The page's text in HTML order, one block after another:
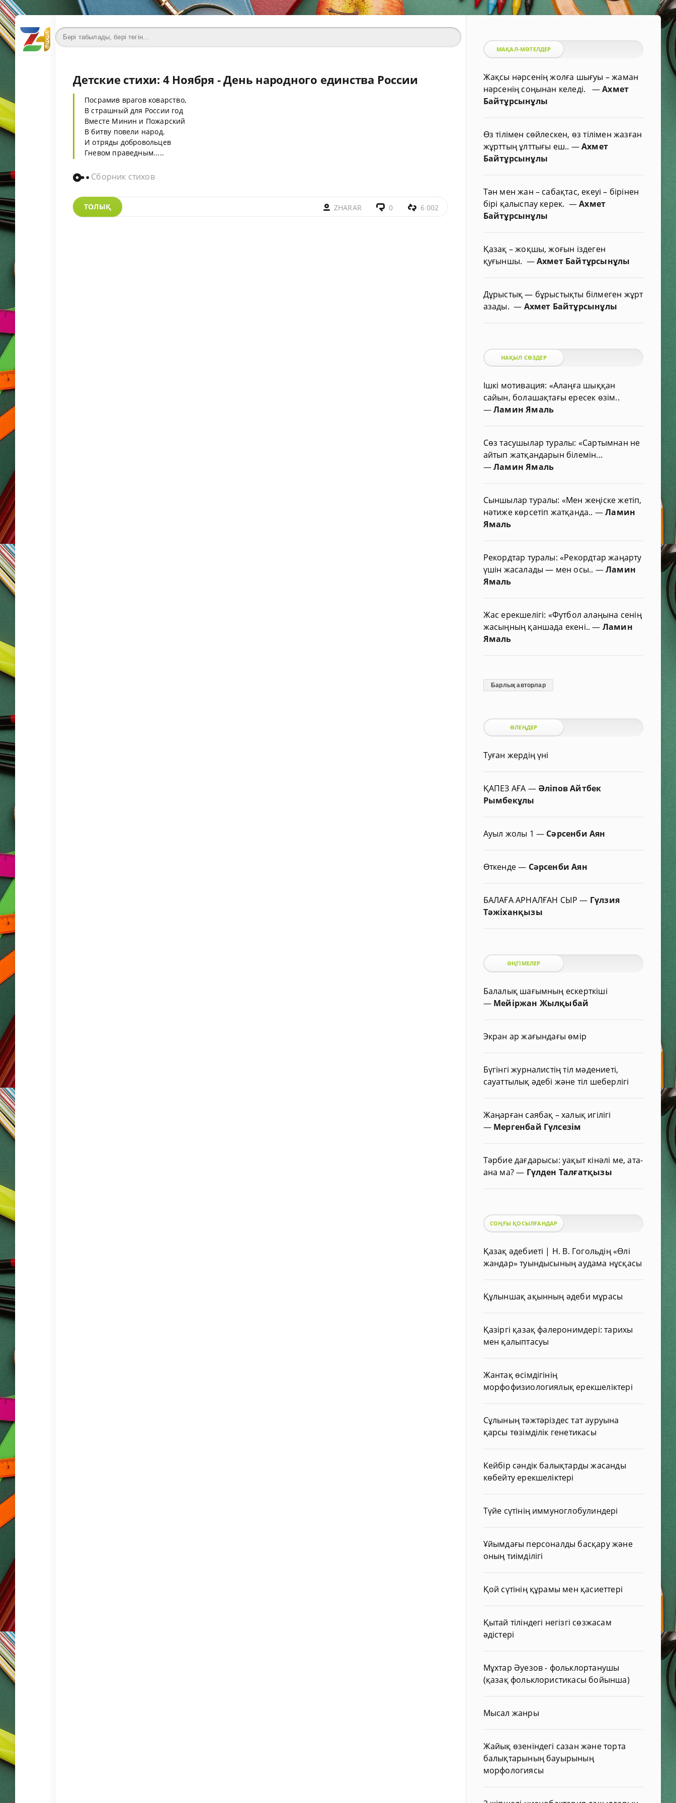
Детские стихи: 4 Ноября - День народного единства России
Посрамив врагов коварство,
В страшный для России год
Вместе Минин и Пожарский
В битву повели народ.
И отряды добровольцев
Гневом праведным.....
Сборник стихов
ТОЛЫҚ ZHARAR 0 6 002
МАҚАЛ-МӘТЕЛДЕР
Жақсы нәрсенің жолға шығуы – жаман
нәрсенің соңынан келеді. —Ахмет
Байтұрсынұлы
Өз тілімен сөйлескен, өз тілімен жазған
жұрттың ұлттығы еш.. —Ахмет
Байтұрсынұлы
Тән мен жан – сабақтас, екеуі – бірінен
бірі қалыспау керек. —Ахмет
Байтұрсынұлы
Қазақ – жоқшы, жоғын іздеген
қуғыншы. —Ахмет Байтұрсынұлы
Дұрыстық — бұрыстықты білмеген жұрт
азады.— Ахмет Байтұрсынұлы
НАҚЫЛ СӨЗДЕР
Ішкі мотивация: «Алаңға шыққан
сайын, болашақтағы ересек өзім..
—Ламин Ямаль
Сөз тасушылар туралы: «Сартымнан не
айтып жатқандарын білемін...
—Ламин Ямаль
Сыншылар туралы: «Мен жеңіске жетіп,
нәтиже көрсетіп жатқанда.. —Ламин
Ямаль
Рекордтар туралы: «Рекордтар жаңарту
үшін жасалады — мен осы.. —Ламин
Ямаль
Жас ерекшелігі: «Футбол алаңына сенің
жасыңның қаншада екені..— Ламин
Ямаль
Барлық авторлар
ӨЛЕҢДЕР
Туған жердің үні
ҚАПЕЗ АҒА — Әліпов Айтбек
Рымбекұлы
Ауыл жолы 1 — Сәрсенби Аян
Өткенде— Сәрсенби Аян
БАЛАҒА АРНАЛҒАН СЫР— Гүлзия
Тәжіханқызы
ӘҢГІМЕЛЕР
Балалық шағымның ескерткіші
— Мейіржан Жылқыбай
Экран ар жағындағы өмір
Бүгінгі журналистің тіл мәдениеті,
сауаттылық әдебі және тіл шеберлігі
Жаңарған саябақ – халық игілігі
— Мергенбай Гүлсезім
Тәрбие дағдарысы: уақыт кінәлі ме, ата-
ана ма?— Гүлден Талғатқызы
СОҢҒЫ ҚОСЫЛҒАНДАР
Қазақ әдебиеті | Н. В. Гогольдің «Өлі
жандар» туындысының аудама нұсқасы
Құлыншақ ақынның әдеби мұрасы
Қазіргі қазақ фалеронимдері: тарихы
мен қалыптасуы
Жантақ өсімдігінің
морфофизиологиялық ерекшеліктері
Сұлының тәжтәріздес тат ауруына
қарсы төзімділік генетикасы
Кейбір сәндік балықтарды жасанды
көбейту ерекшеліктері
Түйе сүтінің иммуноглобулиндері
Ұйымдағы персоналды басқару және
оның тиімділігі
Қой сүтінің құрамы мен қасиеттері
Қытай тіліндегі негізгі сөзжасам
әдістері
Мұхтар Әуезов - фольклортанушы
(қазақ фольклористикасы бойынша)
Мысал жанры
Жайық өзеніндегі сазан және торта
балықтарының бауырының
морфологиясы